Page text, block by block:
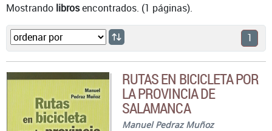
Mostrando librosencontrados. (1 páginas).
1
RUTAS EN BICICLETA POR
LA PROVINCIA DE
SALAMANCA
Manuel Pedraz Muñoz